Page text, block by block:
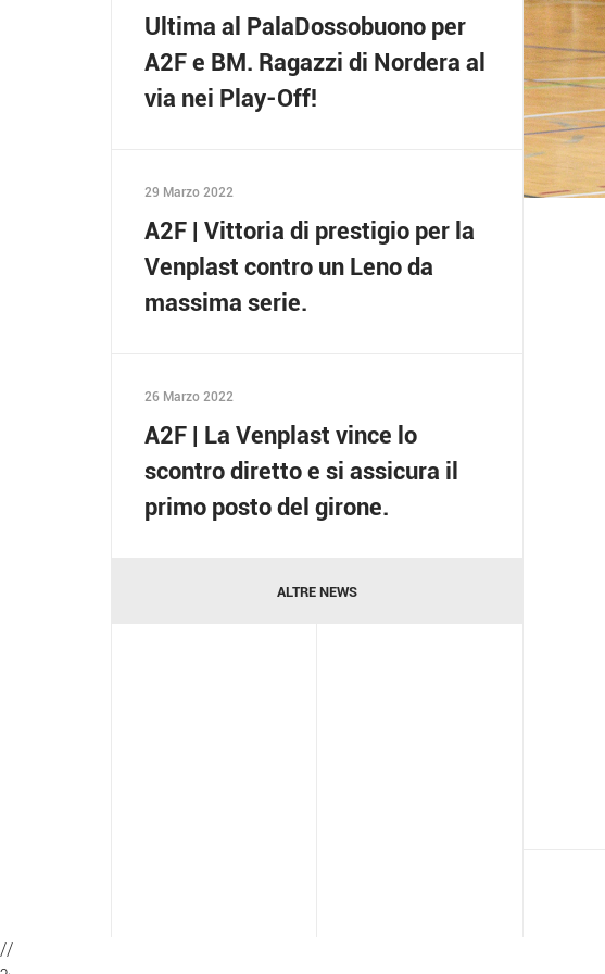
Ultima al PalaDossobuono per
A2F e BM. Ragazzi di Nordera al
via nei Play-Off!
29 Marzo 2022
A2F | Vittoria di prestigio per la
Venplast contro un Leno da
massima serie.
26 Marzo 2022
A2F | La Venplast vince lo
scontro diretto e si assicura il
primo posto del girone.
ALTRE NEWS
//